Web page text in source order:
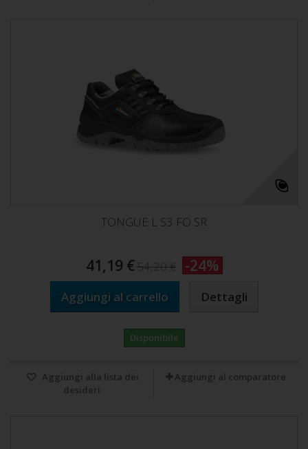
TONGUE L S3 FO SR
41,19 €54,20 € -24%
Aggiungi al carrello Dettagli
Disponibile
Aggiungi alla lista dei
desideri
Aggiungi al comparatore